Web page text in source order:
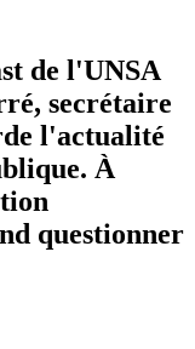
de l'UNSA
secrétaire
l'actualité
À
questionner